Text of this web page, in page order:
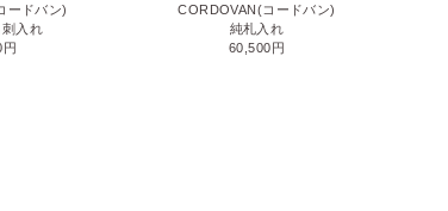
ードバン)
入れ
CORDOVAN(コードバン)
純札入れ
60,500円